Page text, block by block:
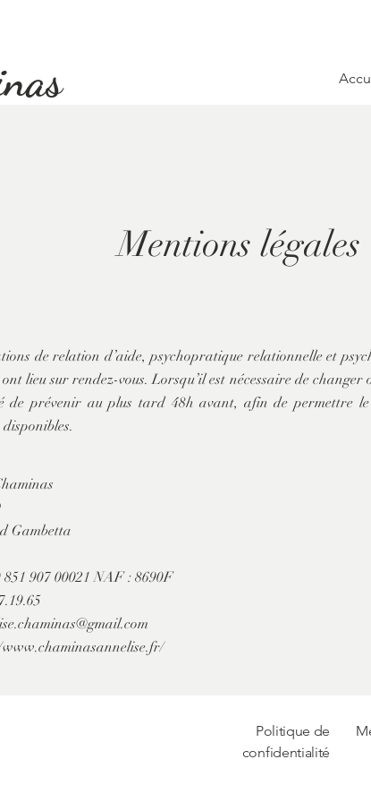
Mentions légales
de relation d’aide, psychopratique relationnelle et
lieu sur rendez-vous. Lorsqu’il est nécessaire de changer
de prévenir au plus tard 48h avant, afin de permettre le
Gambetta
907 00021 NAF : 8690F
Politique de
confidentialité